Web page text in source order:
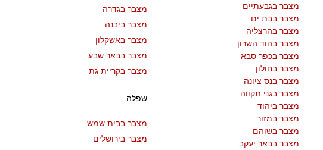
מצבר בגבעתיים
מצבר בבת ים
מצבר בהרצליה
מצבר בהוד השרון
מצבר בכפר סבא
מצבר בחולון
מצבר בנס ציונה
מצבר בגני תקווה
מצבר ביהוד
מצבר במזור
מצבר בשוהם
מצבר בבאר יעקב
מצבר בגדרה
מצבר ביבנה
מצבר באשקלון
מצבר בבאר שבע
מצבר בקריית גת
שפלה
מצבר בבית שמש
מצבר בירושלים